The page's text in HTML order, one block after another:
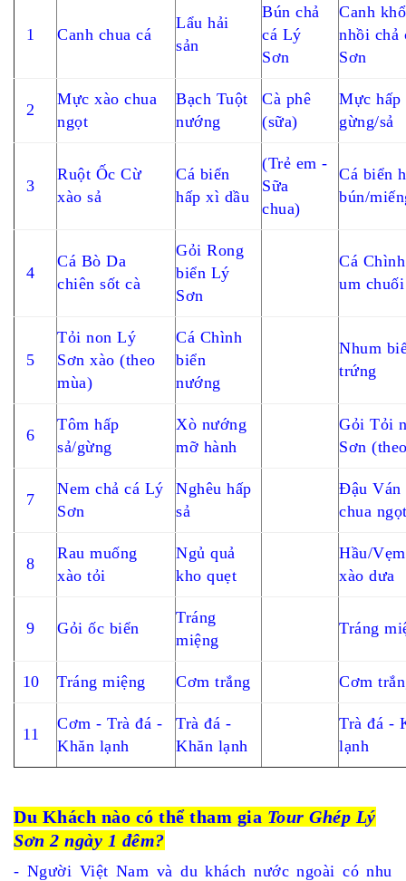
1 Canh chua cá
Lẩu hải
sản
Bún chả
cá Lý
Sơn
Canh
nhồi chả
Sơn
2
Mực xào chua
ngọt
Bạch Tuột
nướng
Cà phê
(sữa)
Mực hấp
gừng/sả
3
Ruột Ốc Cừ
xào sả
Cá biển
hấp xì dầu
(Trẻ em -
Sữa
chua)
Cá biển
bún/
4
Cá Bò Da
chiên sốt cà
Gỏi Rong
biển Lý
Sơn
Cá
um chuối
5
Tỏi non Lý
Sơn xào (theo
mùa)
Cá Chình
biển
nướng
Nhum
trứng
6
Tôm hấp
sả/gừng
Xò nướng
mỡ hành
Gỏi Tỏi
Sơn
7
Nem chả cá Lý
Sơn
Nghêu hấp
sả
Đậu Ván
chua
8
Rau muống
xào tỏi
Ngủ quả
kho quẹt
Hầu/
xào dưa
9 Gỏi ốc biển
Tráng
miệng
Tráng
10 Tráng miệng Cơm trắng Cơm
11
Cơm - Trà đá -
Khăn lạnh
Trà đá -
Khăn lạnh
Trà đá -
lạnh
Du Khách nào có thể tham gia Tour Ghép Lý
Sơn 2 ngày 1 đêm?
- Người Việt Nam và du khách nước ngoài có nhu